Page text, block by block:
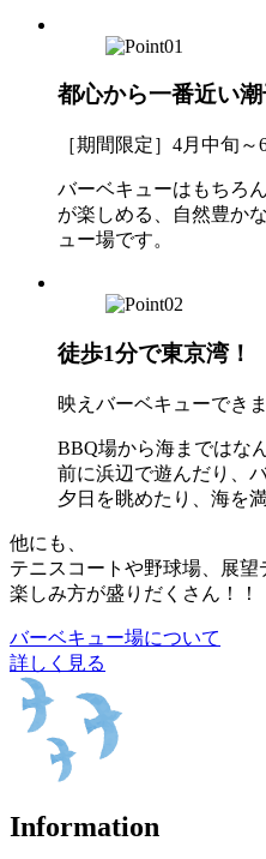
都心から一番近い潮
［期間限定］4月中旬
バーベキューはもちろ
が楽しめる、自然豊か
ュー場です。
徒歩1分で東京湾！
映えバーベキューでき
BBQ場から海まではな
前に浜辺で遊んだり、
夕日を眺めたり、海を
他にも、
テニスコートや野球場、展望
楽しみ方が盛りだくさん！！
バーベキュー場について
詳しく見る
Information